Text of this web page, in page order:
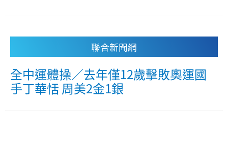
聯合新聞網
全中運體操／去年僅12歲擊敗奧運國
手丁華恬 周美2金1銀